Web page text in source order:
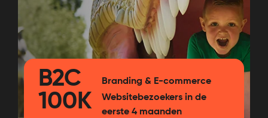
B2C Branding & E-commerce
100K
Websitebezoekers in de
eerste 4 maanden